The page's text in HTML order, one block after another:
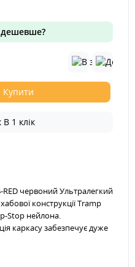
Купити
В 1 клік
червоний Ультралегкий
конструкції Tramp
Stop нейлона.
каркасу забезпечує дуже